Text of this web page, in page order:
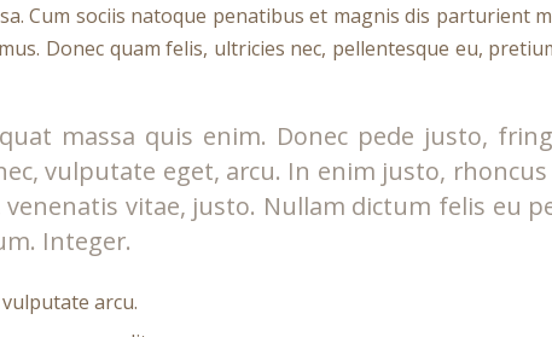
Cum sociis natoque penatibus et magnis dis parturient
Donec quam felis, ultricies nec, pellentesque eu,
massa quis enim. Donec pede justo,
vulputate eget, arcu. In enim justo,
vitae, justo. Nullam dictum felis eu
Integer.
arcu.